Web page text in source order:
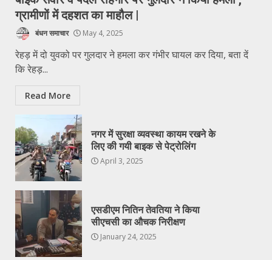
ग्रामीणों में दहशत का माहौल |
बंधन समाचार May 4, 2025
रेहड़ में दो युवको पर गुलदार ने हमला कर गंभीर घायल कर दिया, बता दें
कि रेहड़...
Read More
नगर में सुरक्षा व्यवस्था कायम रखने के
लिए की गयी बाइक से पेट्रोलिंग
April 3, 2025
एसडीएम नितिन तेवतिया ने किया
सीएचसी का औचक निरीक्षण
January 24, 2025